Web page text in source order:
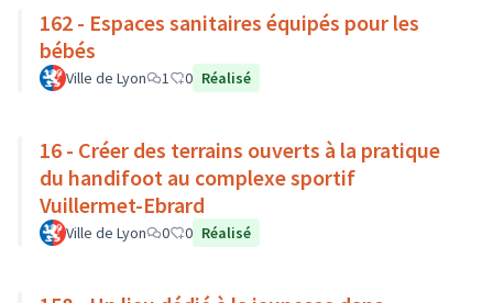
162 - Espaces sanitaires équipés pour les
bébés
Ville de Lyon 1 0 Réalisé
16 - Créer des terrains ouverts à la pratique
du handifoot au complexe sportif
Vuillermet-Ebrard
Ville de Lyon 0 0 Réalisé